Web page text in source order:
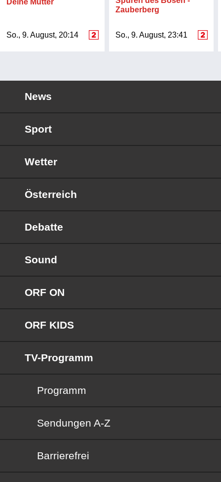
Deine Mutter
So., 9. August, 20:14
Zauberberg
So., 9. August, 23:41
News
Sport
Wetter
Österreich
Debatte
Sound
ORF ON
ORF KIDS
TV-Programm
Programm
Sendungen von A bis Z
Sendungen A-Z
Barrierefrei
Barrierefrei